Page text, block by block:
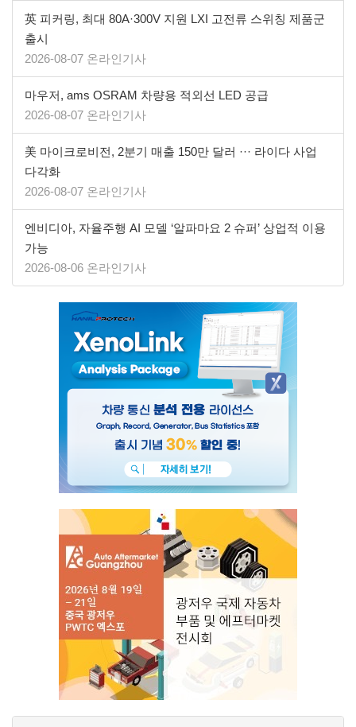
英 피커링, 최대 80A·300V 지원 LXI 고전류 스위칭 제품군
출시
2026-08-07 온라인기사
마우저, ams OSRAM 차량용 적외선 LED 공급
2026-08-07 온라인기사
美 마이크로비전, 2분기 매출 150만 달러 ··· 라이다 사업
다각화
2026-08-07 온라인기사
엔비디아, 자율주행 AI 모델 ‘알파마요 2 슈퍼’ 상업적 이용
가능
2026-08-06 온라인기사